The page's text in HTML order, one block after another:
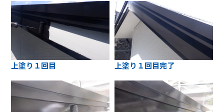
上塗り１回目 上塗り１回目完了